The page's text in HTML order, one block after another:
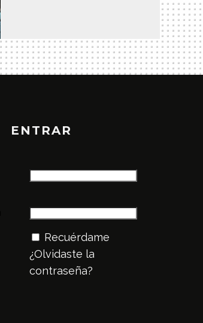
ENTRAR
Recuérdame
¿Olvidaste la
contraseña?